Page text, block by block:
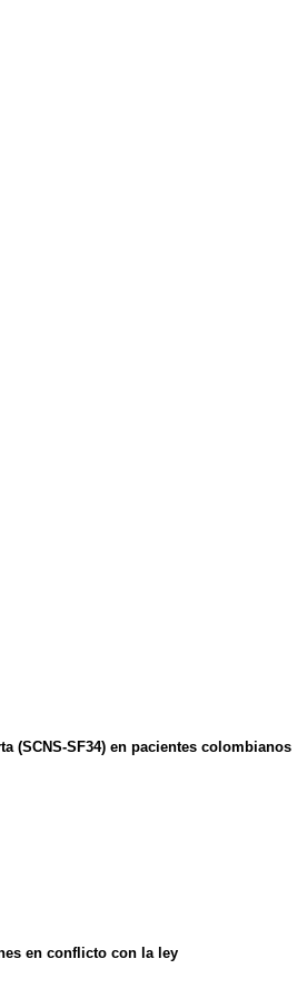
(SCNS-SF34) en pacientes colombianos
en conflicto con la ley